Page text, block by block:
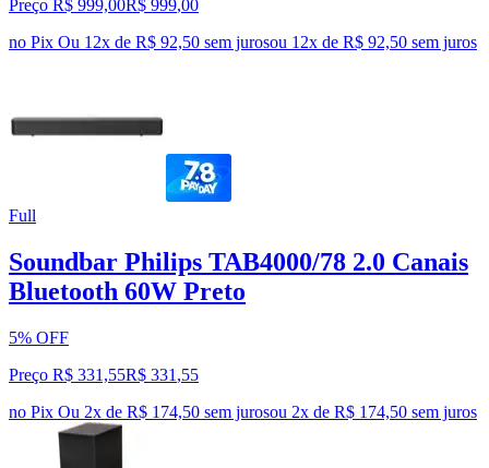
Preço R$ 999,00R$ 999,00
no Pix Ou 12x de R$ 92,50 sem jurosou 12x de R$ 92,50 sem juros
Full
Soundbar Philips TAB4000/78 2.0 Canais
Bluetooth 60W Preto
5% OFF
Preço R$ 331,55R$ 331 ,55
no Pix Ou 2x de R$ 174,50 sem jurosou 2x de R$ 174,50 sem juros